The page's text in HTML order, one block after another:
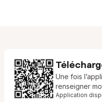
Une fois
renseigner
Application